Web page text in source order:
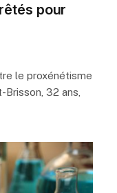
pour
le proxénétisme
32 ans,